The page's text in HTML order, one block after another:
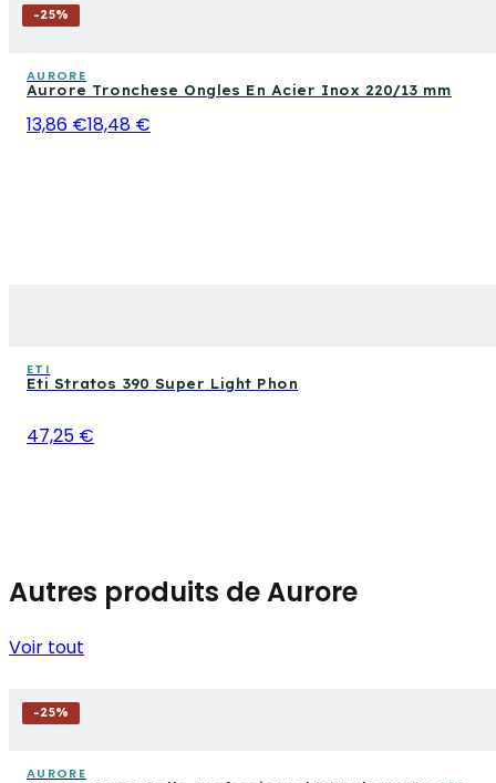
-25%
AURORE
Aurore Tronchese Ongles En Acier Inox 220/13 mm
13,86 €18,48 €
ETI
Eti Stratos 390 Super Light Phon
47,25 €
Autres produits de Aurore
Voir tout
-25%
AURORE